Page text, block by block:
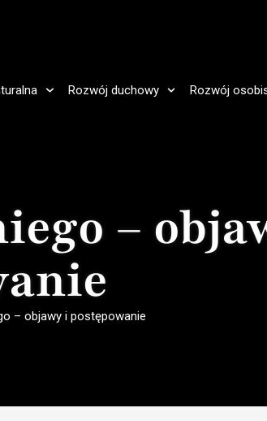
Rozwój duchowy Rozwój
–
– objawy i postępowanie